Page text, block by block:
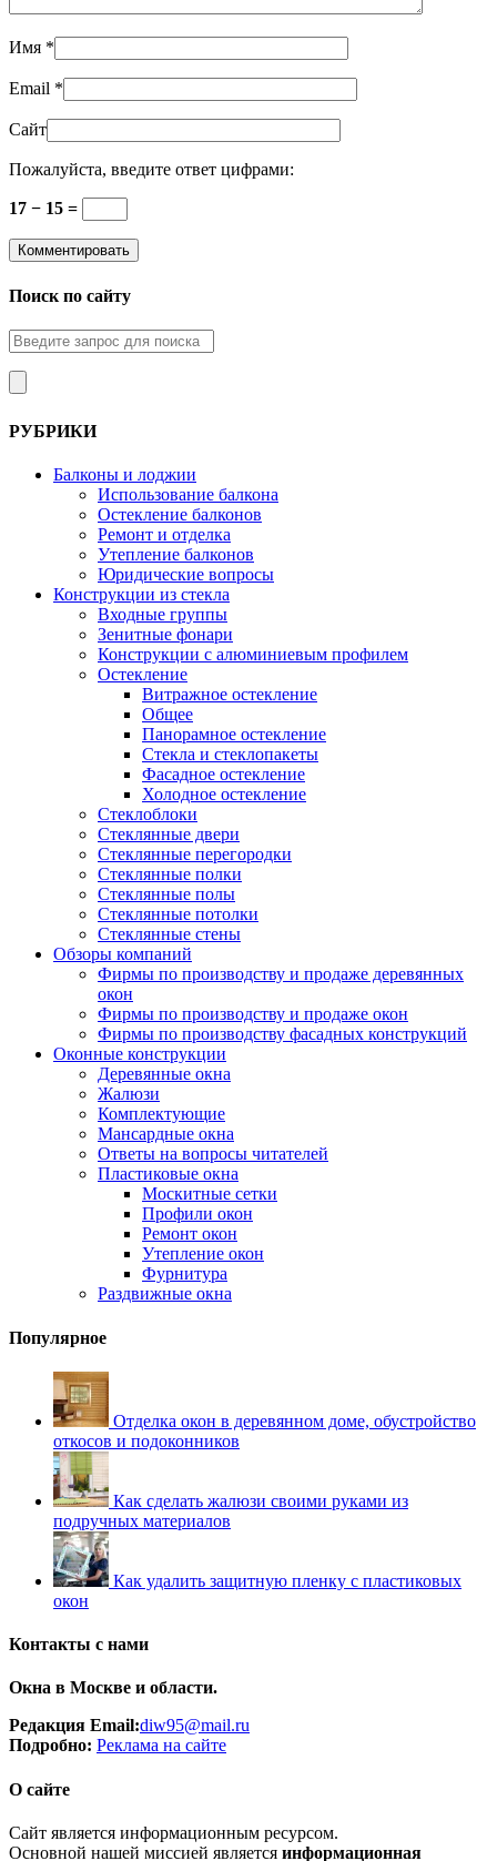
Имя *
Email *
Сайт
Пожалуйста, введите ответ цифрами:
17 − 15 =
Поиск по сайту
РУБРИКИ
Балконы и лоджии
Использование балкона
Остекление балконов
Ремонт и отделка
Утепление балконов
Юридические вопросы
Конструкции из стекла
Входные группы
Зенитные фонари
Конструкции с алюминиевым профилем
Остекление
Витражное остекление
Общее
Панорамное остекление
Стекла и стеклопакеты
Фасадное остекление
Холодное остекление
Стеклоблоки
Стеклянные двери
Стеклянные перегородки
Стеклянные полки
Стеклянные полы
Стеклянные потолки
Стеклянные стены
Обзоры компаний
Фирмы по производству и продаже деревянных
окон
Фирмы по производству и продаже окон
Фирмы по производству фасадных конструкций
Оконные конструкции
Деревянные окна
Жалюзи
Комплектующие
Мансардные окна
Ответы на вопросы читателей
Пластиковые окна
Москитные сетки
Профили окон
Ремонт окон
Утепление окон
Фурнитура
Раздвижные окна
Популярное
Отделка окон в деревянном доме, обустройство
откосов и подоконников
Как сделать жалюзи своими руками из
подручных материалов
Как удалить защитную пленку с пластиковых
окон
Контакты с нами
Окна в Москве и области.
Редакция Email:diw95@mail.ru
Подробно: Реклама на сайте
О сайте
Сайт является информационным ресурсом.
Основной нашей миссией является информационная